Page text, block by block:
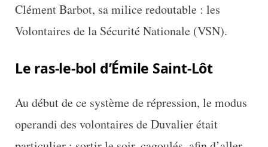
Clément Barbot, sa milice redoutable : les
Volontaires de la Sécurité Nationale (VSN).
Le ras-le-bol d’Émile Saint-Lôt
Au début de ce système de répression, le modus
operandi des volontaires de Duvalier était